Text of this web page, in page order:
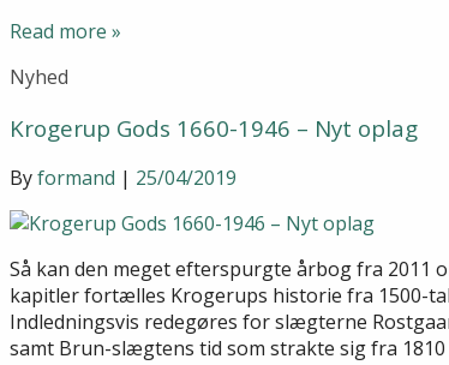
Read more »
Nyhed
Krogerup Gods 1660-1946 – Nyt oplag
Byformand | 25/04/2019
Så kan den meget efterspurgte årbog fra 2011
kapitler fortælles Krogerups historie fra 1500-
Indledningsvis redegøres for slægterne
samt Brun-slægtens tid som strakte sig fra